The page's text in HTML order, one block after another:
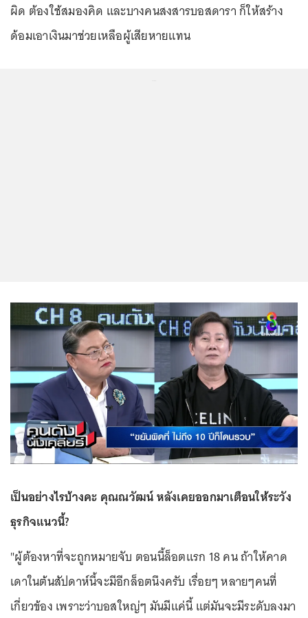
ผิด ต้องใช้สมองคิด และบางคนสงสารบอสดารา ก็ให้สร้าง
ด้อมเอาเงินมาช่วยเหลือผู้เสียหายแทน
เป็นอย่างไรบ้างคะ คุณณวัฒน์ หลังเคยออกมาเตือนให้ระวัง
ธุรกิจแนวนี้?
"ผู้ต้องหาที่จะถูกหมายจับ ตอนนี้ล็อตแรก 18 คน ถ้าให้คาด
เดาในต้นสัปดาห์นี้จะมีอีกล็อตนึงครับ เรื่อยๆ หลายๆคนที่
เกี่ยวข้อง เพราะว่าบอสใหญ่ๆ มันมีแค่นี้ แต่มันจะมีระดับลงมา